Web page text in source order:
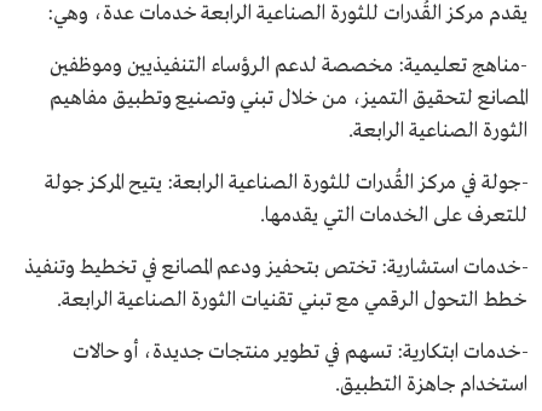
يقدم مركز القُدرات للثورة الصناعية الرابعة خدمات عدة، وهي:
-مناهج تعليمية: مخصصة لدعم الرؤساء التنفيذيين وموظفين
المصانع لتحقيق التميز، من خلال تبني وتصنيع وتطبيق مفاهيم
الثورة الصناعية الرابعة.
-جولة في مركز القُدرات للثورة الصناعية الرابعة: يتيح المركز جولة
للتعرف على الخدمات التي يقدمها.
-خدمات استشارية: تختص بتحفيز ودعم المصانع في تخطيط وتنفيذ
خطط التحول الرقمي مع تبني تقنيات الثورة الصناعية الرابعة.
-خدمات ابتكارية: تسهم في تطوير منتجات جديدة، أو حالات
استخدام جاهزة التطبيق.